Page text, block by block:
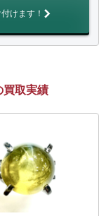
けます！
買取実績